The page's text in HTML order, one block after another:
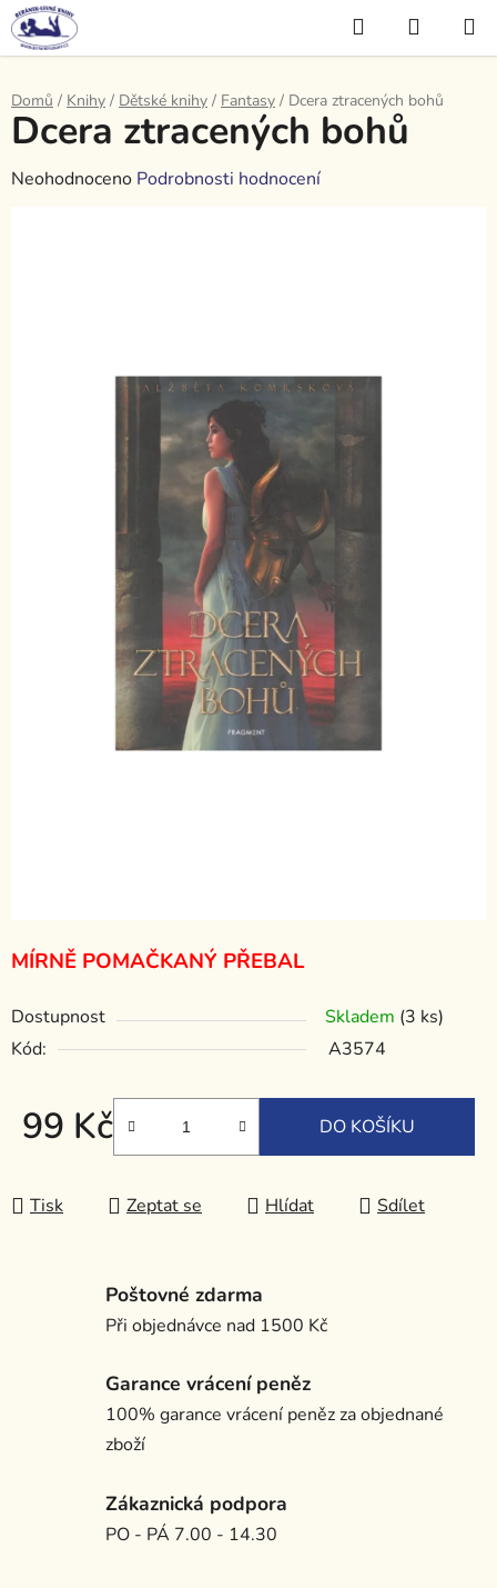
Přejít
na
obsah
Hledat
KOŠÍK
Domů / Knihy / Dětské knihy / Fantasy / Dcera ztracených bohů
MÍRNĚ POMAČKANÝ PŘEBAL
Dostupnost Skladem (3 ks)
Kód:
A3574
99 Kč
Měrná cena:
DO KOŠÍKU
Tisk Zeptat se Hlídat Sdílet
Dcera ztracených bohů
Průměrné
Neohodnoceno Podrobnosti hodnocení
Poštovné zdarma
Při objednávce nad 1500 Kč
Garance vrácení peněz
100% garance vrácení peněz za objednané
zboží
Zákaznická podpora
PO - PÁ 7.00 - 14.30